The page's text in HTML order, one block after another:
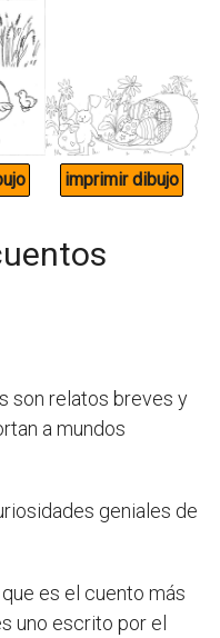
son relatos breves y
a mundos
geniales de
es el cuento más
uno escrito por el